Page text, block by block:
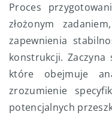
Proces
złożonym
zapewnienia
konstrukcji.
które obejmuje
zrozumienie
potencjalnych